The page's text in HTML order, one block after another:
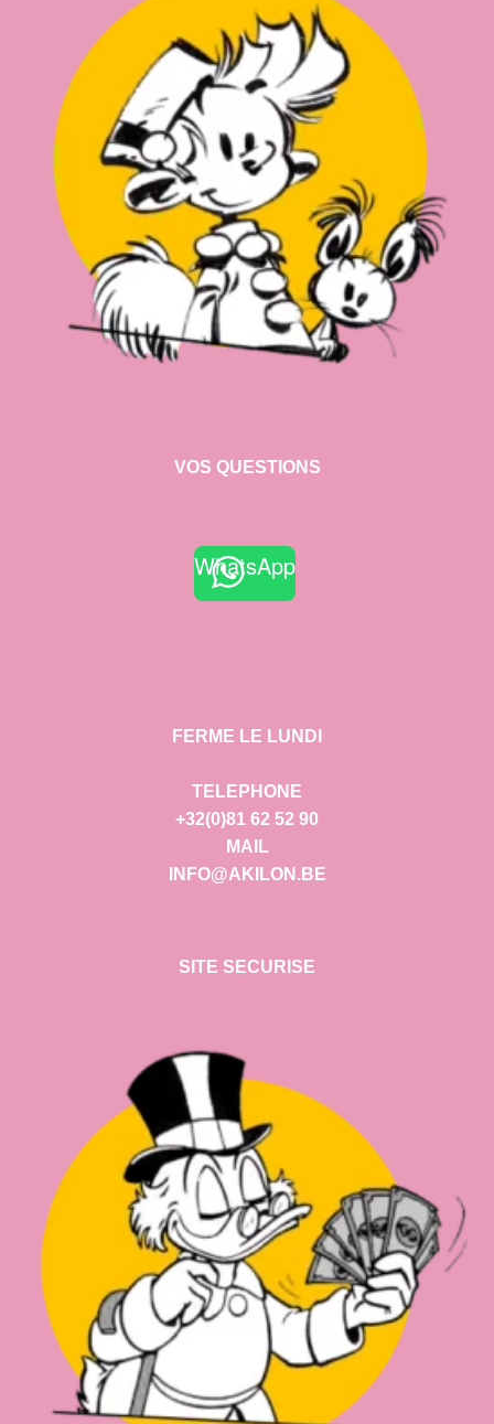
VOS QUESTIONS
WhatsApp
FERME LE LUNDI
TELEPHONE
+32(0)81 62 52 90
MAIL
INFO@AKILON.BE
SITE SECURISE